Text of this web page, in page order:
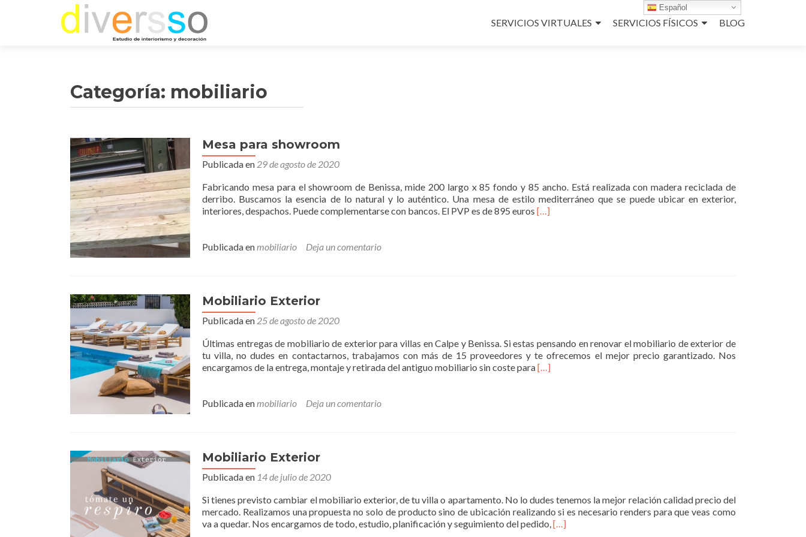
al
SERVICIOS VIRTUALES SERVICIOS FÍSICOS BLOG
Categoría: mobiliario
Mesa para showroom
Publicada en 29 de agosto de 2020
Fabricando mesa para el showroom de Benissa, mide 200 largo x 85 fondo y 85 ancho. Está realizada con madera reciclada de
derribo. Buscamos la esencia de lo natural y lo auténtico. Una mesa de estilo mediterráneo que se puede ubicar en exterior,
interiores, despachos. Puede complementarse con bancos. El PVP es de 895 euros Leer
[…]
Publicada enmobiliario Deja un comentario
Mobiliario Exterior
Publicada en 25 de agosto de 2020
Últimas entregas de mobiliario de exterior para villas en Calpe y Benissa. Si estas pensando en renovar el mobiliario de exterior de
tu villa, no dudes en contactarnos, trabajamos con más de 15 proveedores y te ofrecemos el mejor precio garantizado. Nos
encargamos de la entrega, montaje y retirada del antiguo mobiliario sin coste paraLeer
[…]
Publicada enmobiliario Deja un comentario
Mobiliario Exterior
Publicada en 14 de julio de 2020
Si tienes previsto cambiar el mobiliario exterior, de tu villa o apartamento. No lo dudes tenemos la mejor relación calidad precio del
mercado. Realizamos una propuesta no solo de producto sino de ubicación realizando si es necesario renders para que veas como
va a quedar. Nos encargamos de todo, estudio, planificación y seguimiento del pedido,Leer
[…]
Español